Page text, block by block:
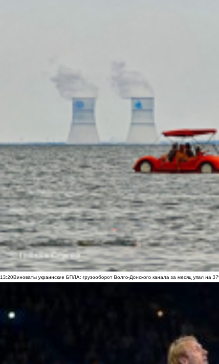
13:20Виноваты украинские БПЛА: грузооборот Волго-Донского канала за месяц упал на